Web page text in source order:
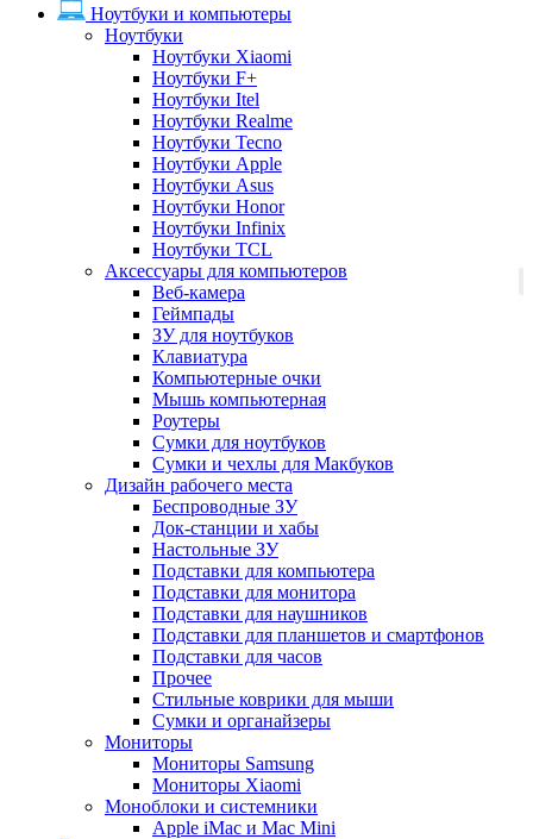
Ноутбуки и компьютеры
Ноутбуки
Ноутбуки Xiaomi
Ноутбуки F+
Ноутбуки Itel
Ноутбуки Realme
Ноутбуки Tecno
Ноутбуки Apple
Ноутбуки Asus
Ноутбуки Honor
Ноутбуки Infinix
Ноутбуки TCL
Аксессуары для компьютеров
Веб-камера
Геймпады
ЗУ для ноутбуков
Клавиатура
Компьютерные очки
Мышь компьютерная
Роутеры
Сумки для ноутбуков
Сумки и чехлы для Макбуков
Дизайн рабочего места
Беспроводные ЗУ
Док-станции и хабы
Настольные ЗУ
Подставки для компьютера
Подставки для монитора
Подставки для наушников
Подставки для планшетов и смартфонов
Подставки для часов
Прочее
Стильные коврики для мыши
Сумки и органайзеры
Мониторы
Мониторы Samsung
Мониторы Xiaomi
Моноблоки и системники
Apple iMac и Mac Mini